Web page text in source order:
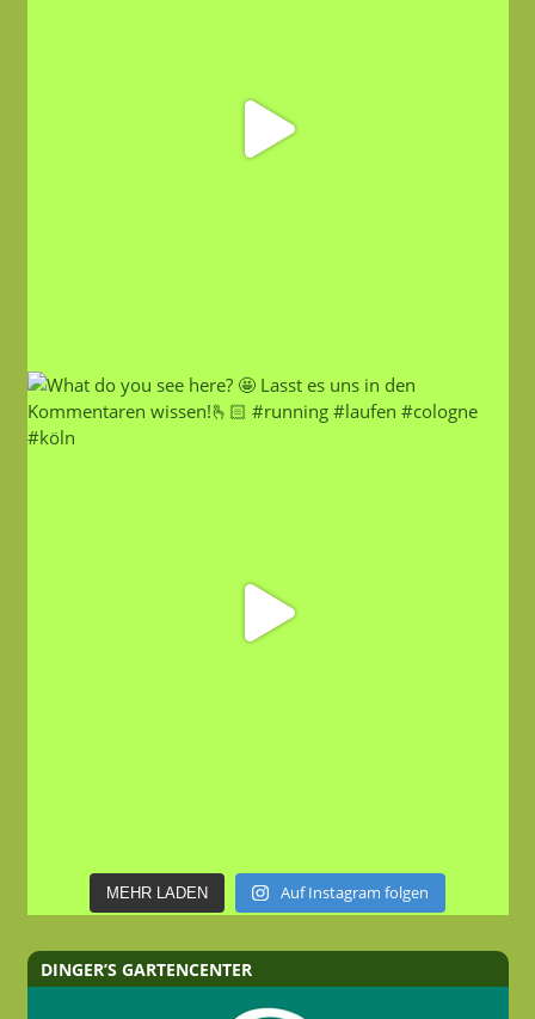
MEHR LADEN Auf Instagram folgen
DINGER’S GARTENCENTER